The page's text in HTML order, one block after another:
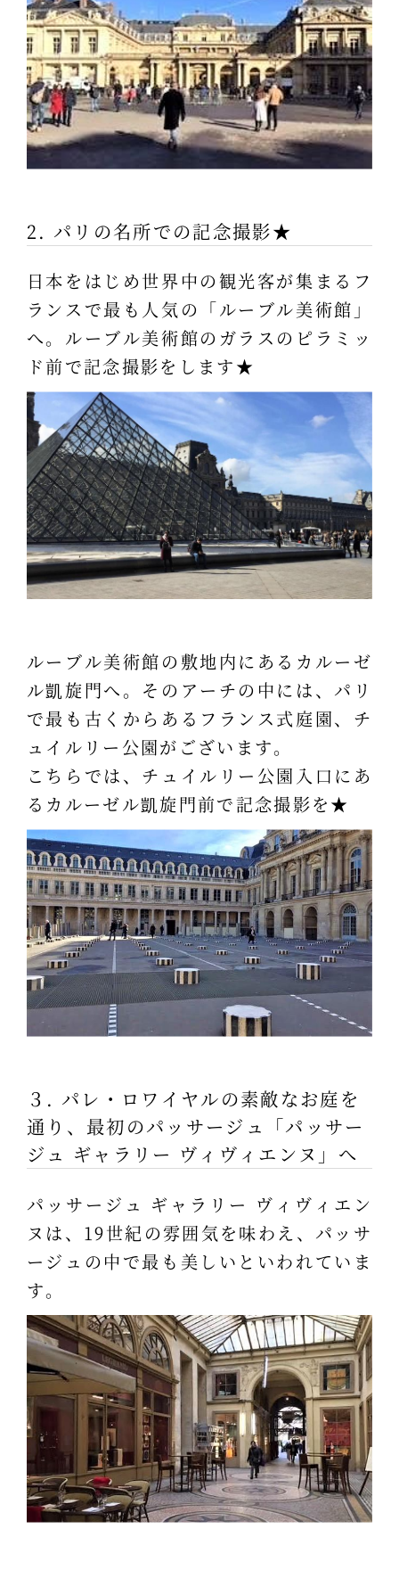
2. パリの名所での記念撮影★
日本をはじめ世界中の観光客が集まるフ
ランスで最も人気の「ルーブル美術館」
へ。ルーブル美術館のガラスのピラミッ
ド前で記念撮影をします★
ルーブル美術館の敷地内にあるカルーゼ
ル凱旋門へ。そのアーチの中には、パリ
で最も古くからあるフランス式庭園、チ
ュイルリー公園がございます。
こちらでは、チュイルリー公園入口にあ
るカルーゼル凱旋門前で記念撮影を★
３. パレ・ロワイヤルの素敵なお庭を
通り、最初のパッサージュ「パッサー
ジュ ギャラリー ヴィヴィエンヌ」へ
パッサージュ ギャラリー ヴィヴィエン
ヌは、19世紀の雰囲気を味わえ、パッサ
ージュの中で最も美しいといわれていま
す。